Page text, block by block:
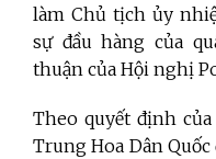
làm Chủ tịch ủy
sự đầu hàng của
thuận của Hội nghị
Theo quyết định
Trung Hoa Dân